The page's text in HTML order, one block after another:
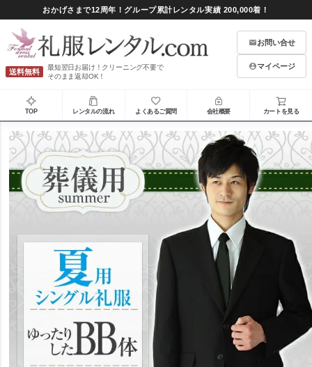
おかげさまで12周年！グループ累計レンタル実績 200,000着！
送料無料
最短翌日お届け！クリーニング不要で
そのまま返却OK！
お問い合せ
マイページ
TOP レンタルの流れ よくあるご質問 会社概要 カートを見る